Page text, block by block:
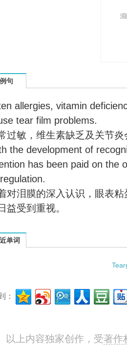
法和样例：
例句
allergies, vitamin
tear film problems.
过敏，维生素缺乏及关节
the development of
has been paid on the
对泪膜的深入认识，眼表
益受到重视。
关资料：
单词
：
以上内容独家创作，受著作